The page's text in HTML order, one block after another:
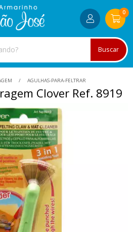
Buscar
0
AGULHAS-PARA-FELTRAR
Clover Ref. 8919